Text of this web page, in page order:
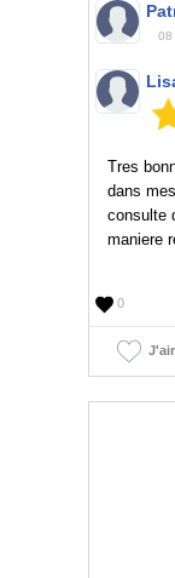
08
Tres
dans
consulte
maniere
0